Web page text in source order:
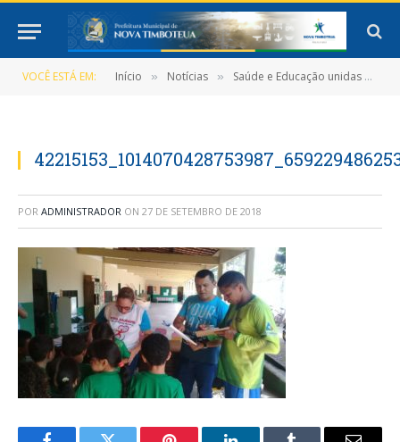
VOCÊ ESTÁ EM: Início » Notícias » Saúde e Educação unidas em prol dos Estudantes
POR ADMINISTRADOR ON 27 DE SETEMBRO DE 2018